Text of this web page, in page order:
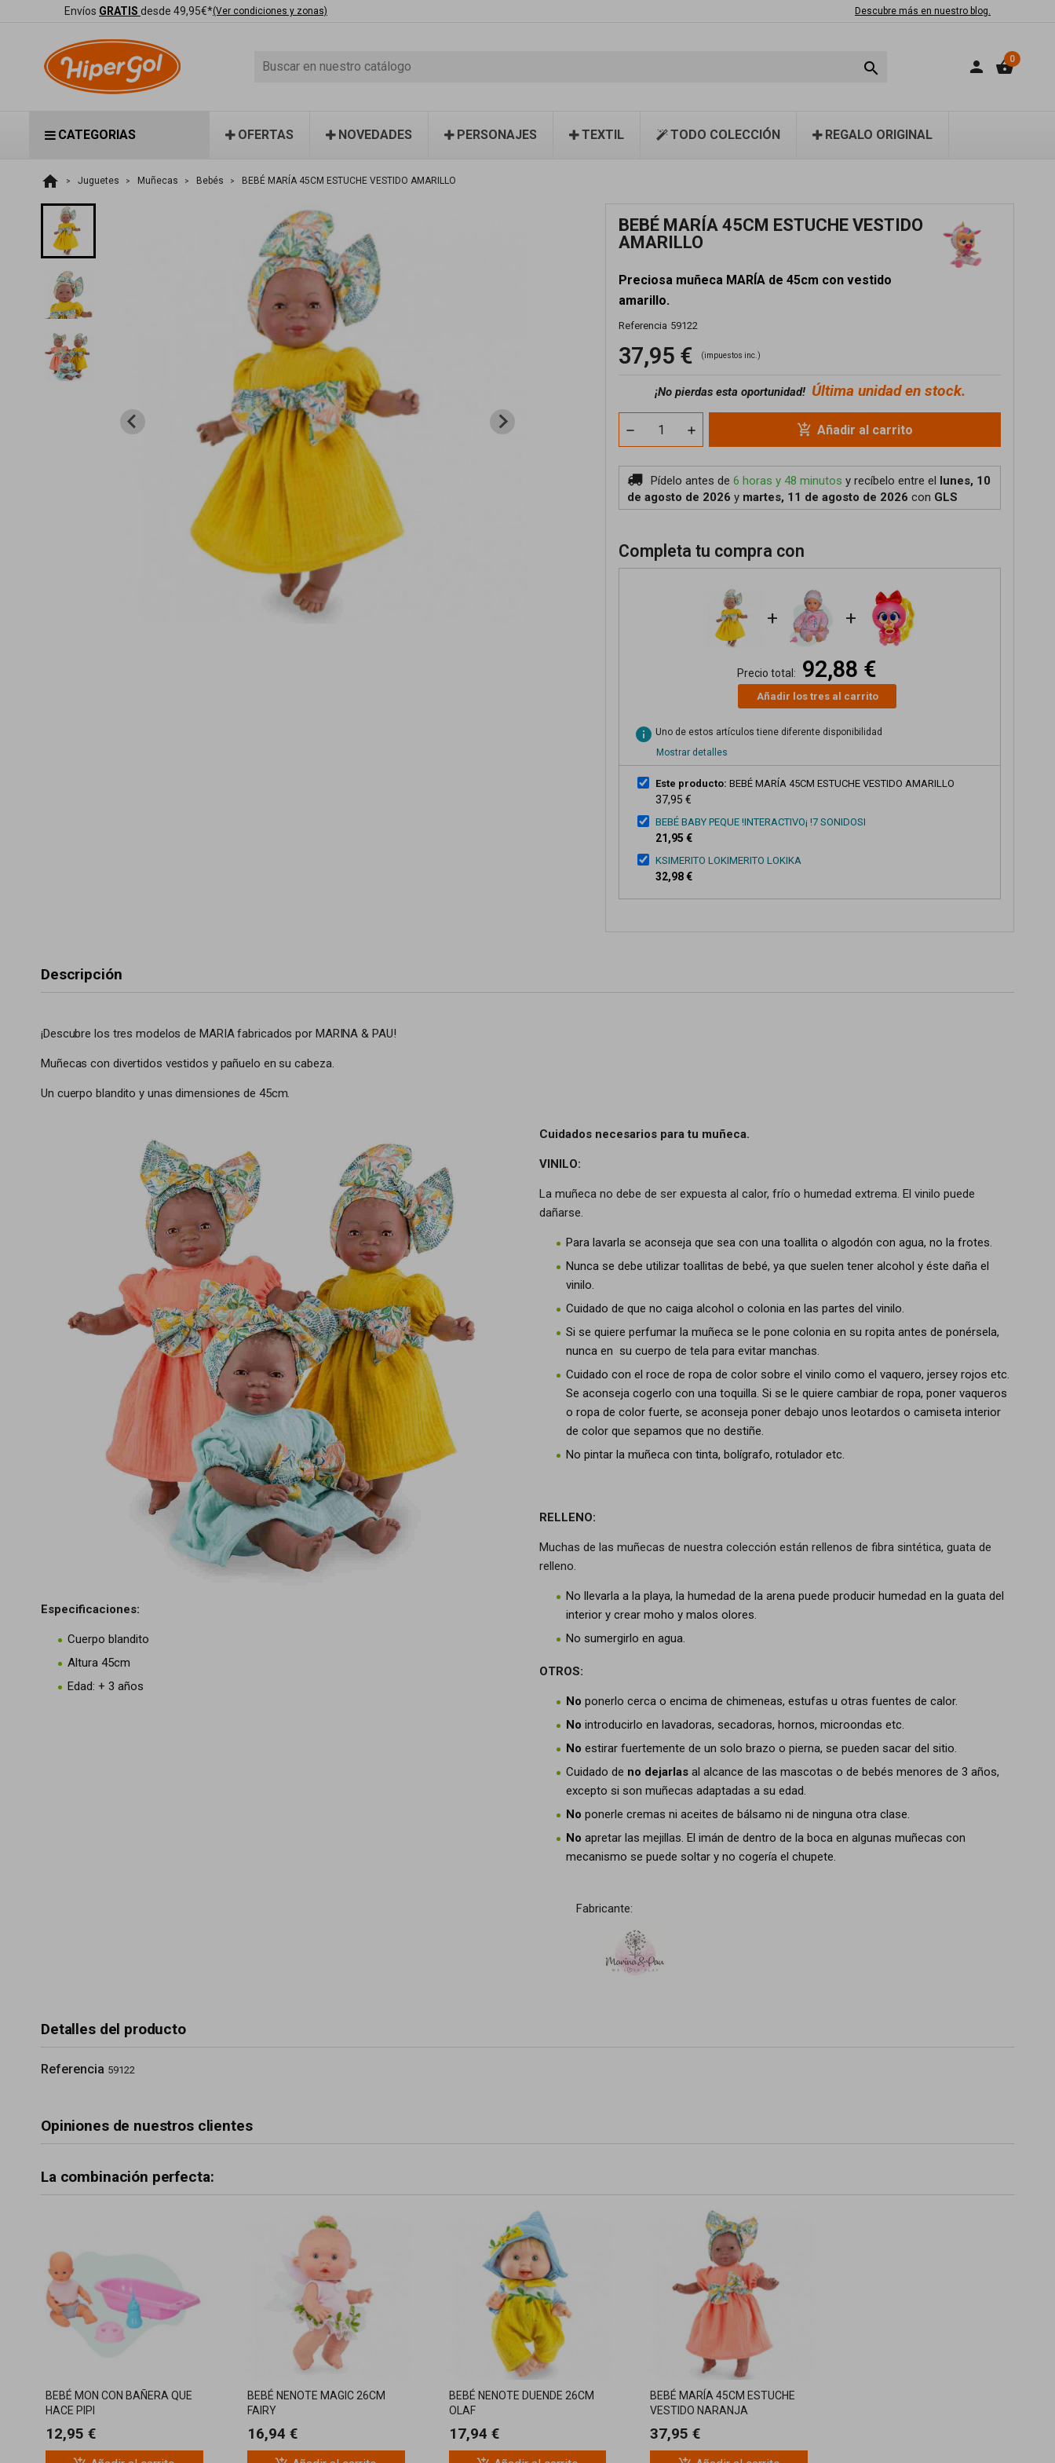
Envíos GRATIS desde 49,95€*(Ver condiciones y zonas) Descubre más en nuestro blog.
 person shopping_basket0
CATEGORIAS OFERTAS NOVEDADES PERSONAJES TEXTIL TODO COLECCIÓN REGALO ORIGINAL
home Juguetes Muñecas Bebés BEBÉ MARÍA 45CM ESTUCHE VESTIDO AMARILLO
BEBÉ MARÍA 45CM ESTUCHE VESTIDO
AMARILLO
Preciosa muñeca MARÍA de 45cm con vestido
amarillo.
Referencia 59122
37,95 € (impuestos inc.)
¡No pierdas esta oportunidad! Última unidad en stock.
add_shopping_cart Añadir al carrito
Pídelo antes de6 horas y 48 minutos y recíbeloentre el lunes, 10
de agosto de 2026 y martes, 11 de agosto de 2026 con GLS
Completa tu compra con
+ +
Precio total: 92,88 €
Añadir los tres al carrito
info Uno de estos artículos tiene diferente disponibilidad
Mostrar detalles
Este producto: BEBÉ MARÍA 45CM ESTUCHE VESTIDO AMARILLO
37,95 €
BEBÉ BABY PEQUE !INTERACTIVO¡ !7 SONIDOSI
21,95 €
KSIMERITO LOKIMERITO LOKIKA
32,98 €
Descripción
¡Descubre los tres modelos de MARIA fabricados por MARINA & PAU!
Muñecas con divertidos vestidos y pañuelo en su cabeza.
Un cuerpo blandito y unas dimensiones de 45cm.
Especificaciones:
Cuerpo blandito
Altura 45cm
Edad: + 3 años
Cuidados necesarios para tu muñeca.
VINILO:
La muñeca no debe de ser expuesta al calor, frío o humedad extrema. El vinilo puede
dañarse.
Para lavarla se aconseja que sea con una toallita o algodón con agua, no la frotes.
Nunca se debe utilizar toallitas de bebé, ya que suelen tener alcohol y éste daña el
vinilo.
Cuidado de que no caiga alcohol o colonia en las partes del vinilo.
Si se quiere perfumar la muñeca se le pone colonia en su ropita antes de ponérsela,
nunca en su cuerpo de tela para evitar manchas.
Cuidado con el roce de ropa de color sobre el vinilo como el vaquero, jersey rojos etc.
Se aconseja cogerlo con una toquilla. Si se le quiere cambiar de ropa, poner vaqueros
o ropa de color fuerte, se aconseja poner debajo unos leotardos o camiseta interior
de color que sepamos que no destiñe.
No pintar la muñeca con tinta, bolígrafo, rotulador etc.
RELLENO:
Muchas de las muñecas de nuestra colección están rellenos de fibra sintética, guata de
relleno.
No llevarla a la playa, la humedad de la arena puede producir humedad en la guata del
interior y crear moho y malos olores.
No sumergirlo en agua.
OTROS:
No ponerlo cerca o encima de chimeneas, estufas u otras fuentes de calor.
No introducirlo en lavadoras, secadoras, hornos, microondas etc.
No estirar fuertemente de un solo brazo o pierna, se pueden sacar del sitio.
Cuidado de no dejarlas al alcance de las mascotas o de bebés menores de 3 años,
excepto si son muñecas adaptadas a su edad.
No ponerle cremas ni aceites de bálsamo ni de ninguna otra clase.
No apretar las mejillas. El imán de dentro de la boca en algunas muñecas con
mecanismo se puede soltar y no cogería el chupete.
Fabricante:
Detalles del producto
Referencia 59122
Opiniones de nuestros clientes
La combinación perfecta:
BEBÉ MON CON BAÑERA QUE
HACE PIPI
12,95 €
BEBÉ NENOTE MAGIC 26CM
FAIRY
16,94 €
BEBÉ NENOTE DUENDE 26CM
OLAF
17,94 €
BEBÉ MARÍA 45CM ESTUCHE
VESTIDO NARANJA
37,95 €